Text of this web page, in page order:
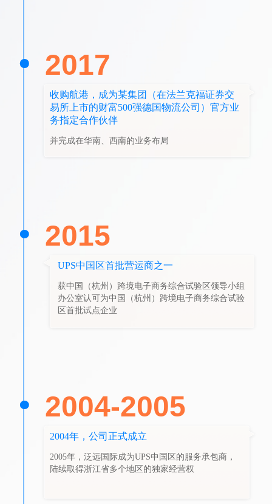
2017
收购航港，成为某集团（在法兰克福证券交
易所上市的财富500强德国物流公司）官方业
务指定合作伙伴
并完成在华南、西南的业务布局
2015
UPS中国区首批营运商之一
获中国（杭州）跨境电子商务综合试验区领导小组
办公室认可为中国（杭州）跨境电子商务综合试验
区首批试点企业
2004-2005
2004年，公司正式成立
2005年，泛远国际成为UPS中国区的服务承包商，
陆续取得浙江省多个地区的独家经营权